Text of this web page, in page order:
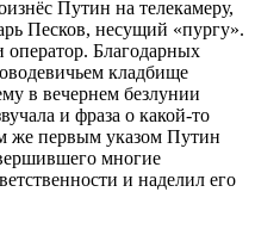
Путин на телекамеру,
Песков, несущий «пургу».
Благодарных
кладбище
в вечернем безлунии
и фраза о какой-то
же первым указом Путин
многие
и наделил его